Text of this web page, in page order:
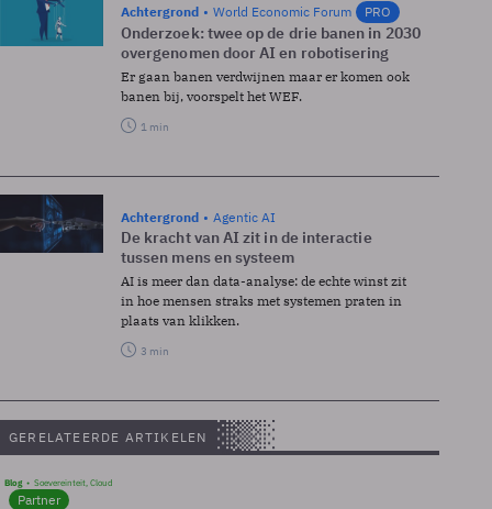
Achtergrond World Economic Forum PRO
Onderzoek: twee op de drie banen in 2030
overgenomen door AI en robotisering
Er gaan banen verdwijnen maar er komen ook
banen bij, voorspelt het WEF.
1 min
Achtergrond Agentic AI
De kracht van AI zit in de interactie
tussen mens en systeem
AI is meer dan data-analyse: de echte winst zit
in hoe mensen straks met systemen praten in
plaats van klikken.
3 min
GERELATEERDE ARTIKELEN
Blog Soevereinteit, Cloud
Partner